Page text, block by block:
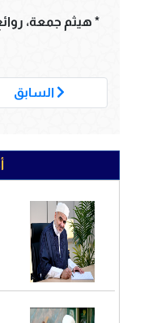
* هيثم جمعة، روائع
السابق